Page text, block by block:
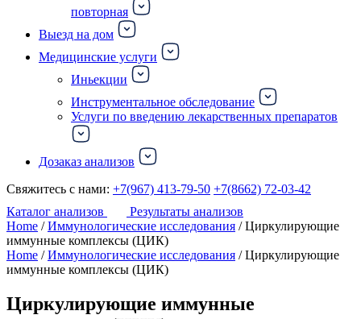
повторная
Выезд на дом
Медицинские услуги
Иньекции
Инструментальное обследование
Услуги по введению лекарственных препаратов
Дозаказ анализов
Свяжитесь с нами: +7(967) 413-79-50 +7(8662) 72-03-42
Каталог анализов
Результаты анализов
Home /Иммунологические исследования / Циркулирующие
иммунные комплексы (ЦИК)
Home /Иммунологические исследования / Циркулирующие
иммунные комплексы (ЦИК)
Циркулирующие иммунные